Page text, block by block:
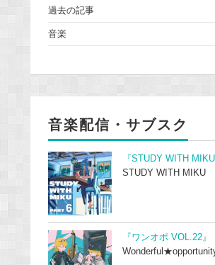
過去の記事
音楽
音楽配信・サブスク
『STUDY WITH MIKU
STUDY WITH MIKU
『ワンオポ VOL.22』